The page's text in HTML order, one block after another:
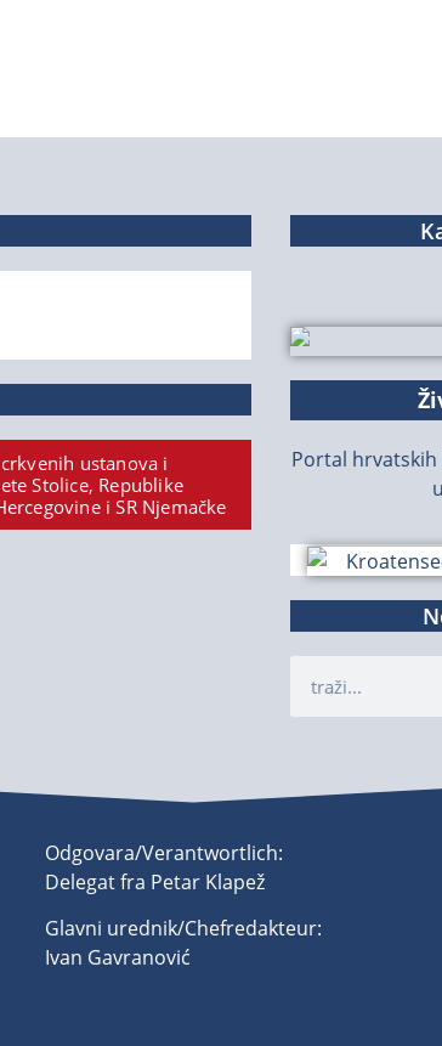
ustanova i
Stolice, Republike
i SR Njemačke
Portal hrvatskih
Odgovara/Verantwortlich:
Delegat fra Petar Klapež
Glavni urednik/Chefredakteur:
Ivan Gavranović